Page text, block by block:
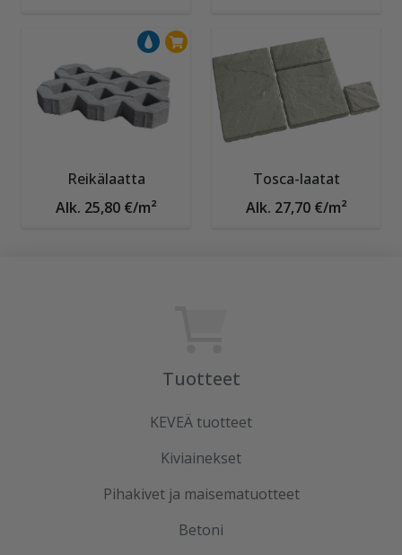
Reikälaatta
Alk. 25,80 €/m²
Tosca-laatat
Alk. 27,70 €/m²
Tuotteet
KEVEÄ tuotteet
Kiviainekset
Pihakivet ja maisematuotteet
Betoni